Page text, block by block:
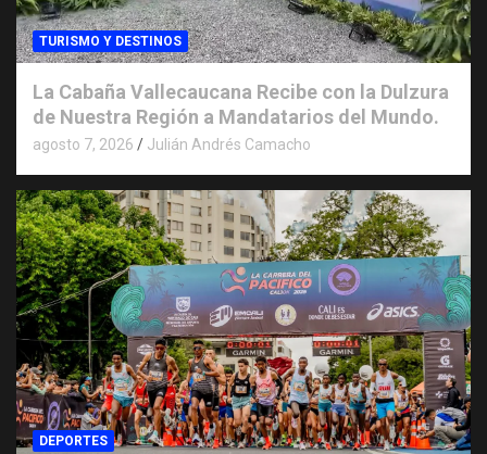
TURISMO Y DESTINOS
La Cabaña Vallecaucana Recibe con la Dulzura
de Nuestra Región a Mandatarios del Mundo.
agosto 7, 2026 Julián Andrés Camacho
DEPORTES